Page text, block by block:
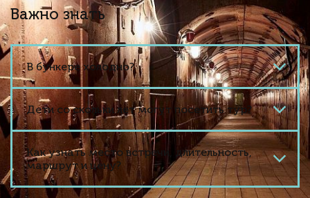
Важно знать
В бункере холодно?
Дети со скольки лет могут посетить тур?
Как узнать место встречи, длительность,
маршрут и цену?